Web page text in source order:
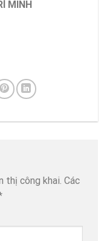
MINH
thị công khai. Các